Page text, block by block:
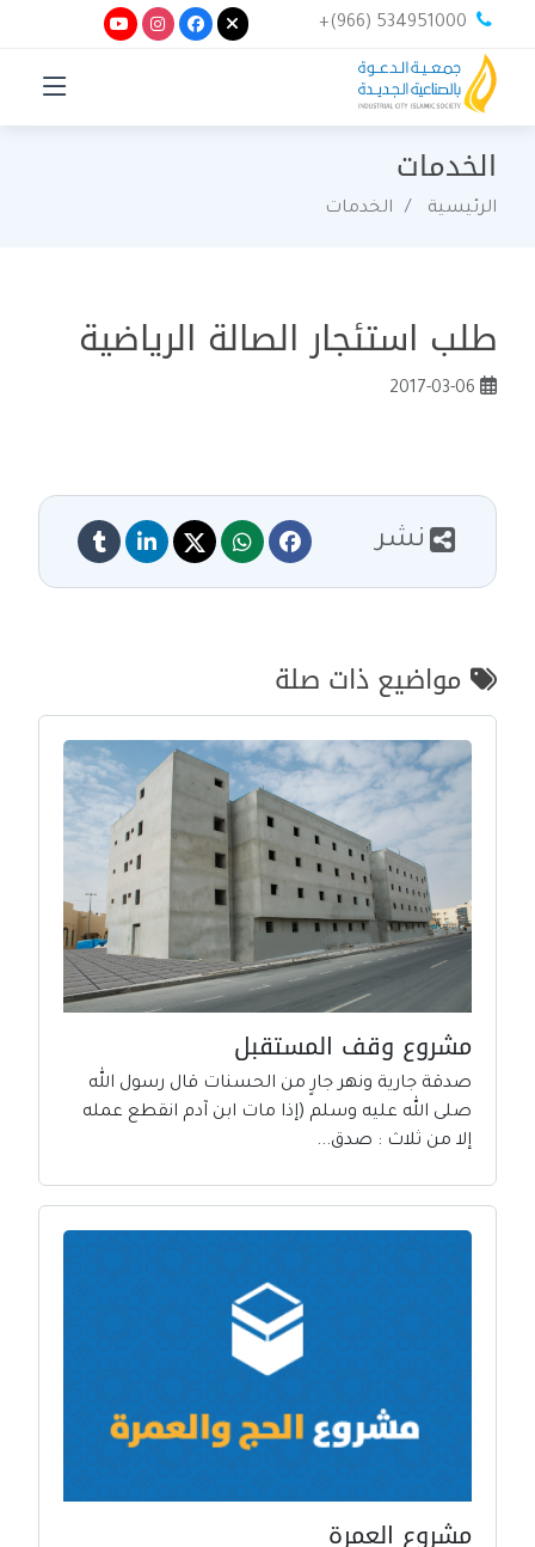
+(966) 534951000
الخدمات
الرئيسية الخدمات
طلب استئجار الصالة الرياضية
نشر
مواضيع ذات صلة
مشروع وقف المستقبل
صدقة جارية ونهر جارٍ من الحسنات قال رسول الله
صلى الله عليه وسلم (إذا مات ابن آدم انقطع عمله
إلا من ثلاث : صدق...
مشروع العمرة